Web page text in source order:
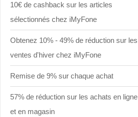
10€ de cashback sur les articles
sélectionnés chez iMyFone
Obtenez 10% - 49% de réduction sur les
ventes d'hiver chez iMyFone
Remise de 9% sur chaque achat
57% de réduction sur les achats en ligne
et en magasin